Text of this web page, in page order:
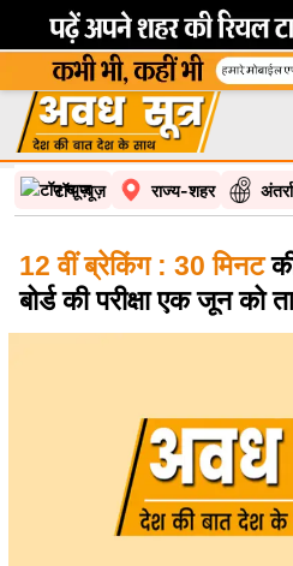
टॉप न्यूज़ राज्य-शहर
12 वीं ब्रेकिंग : 30 मिनट
बोर्ड की परीक्षा एक जून को